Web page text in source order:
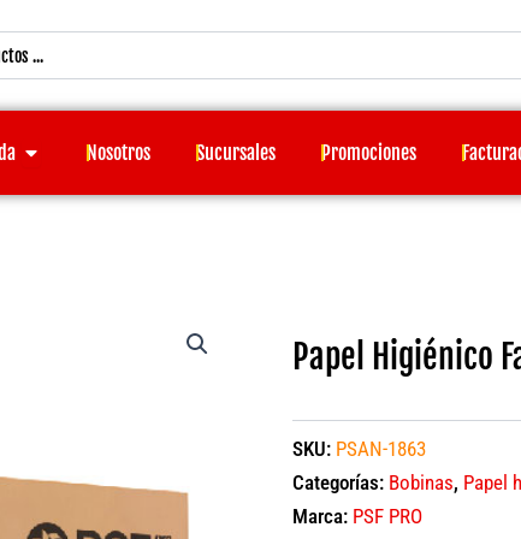
Open TiendaNosotros Sucursales Promociones
Papel Higiénico
SKU: PSAN-1863
Categorías: Bobinas, Papel
Marca: PSF PRO